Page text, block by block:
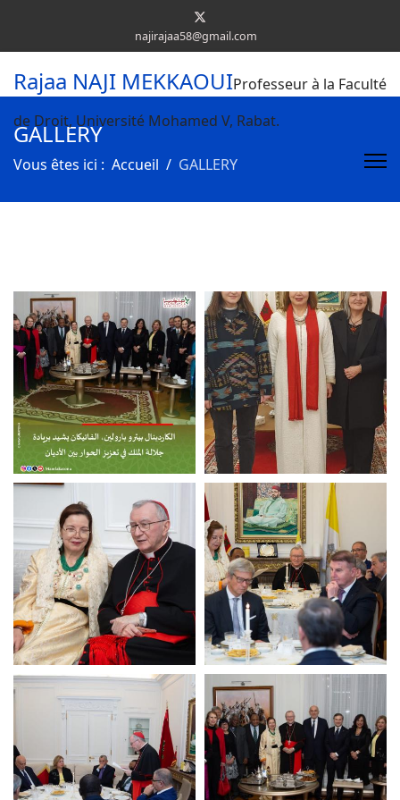
najirajaa58@gmail.com
Rajaa NAJI MEKKAOUIProfesseur à la Faculté
de Droit, Université Mohamed V, Rabat.
GALLERY
Vous êtes ici : Accueil GALLERY